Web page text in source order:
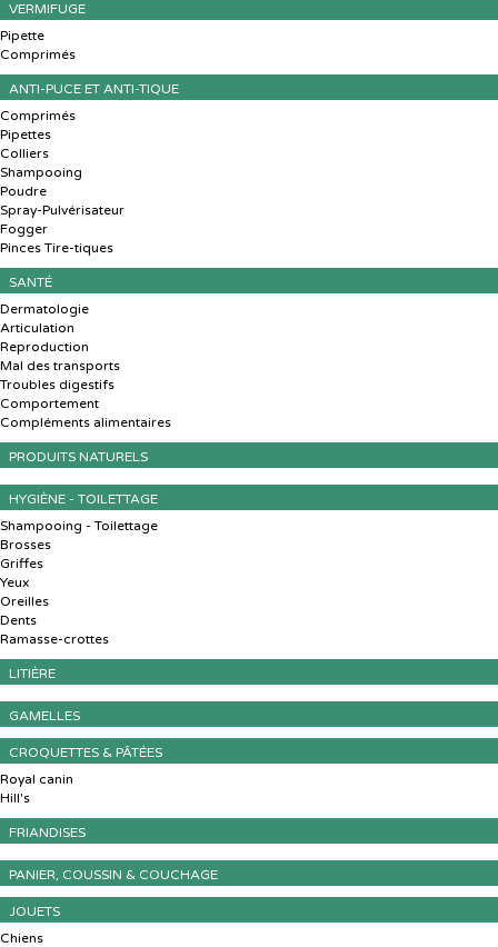
VERMIFUGE
Pipette
Comprimés
ANTI-PUCE ET ANTI-TIQUE
Comprimés
Pipettes
Colliers
Shampooing
Poudre
Spray-Pulvérisateur
Fogger
Pinces Tire-tiques
SANTÉ
Dermatologie
Articulation
Reproduction
Mal des transports
Troubles digestifs
Comportement
Compléments alimentaires
PRODUITS NATURELS
HYGIÈNE - TOILETTAGE
Shampooing - Toilettage
Brosses
Griffes
Yeux
Oreilles
Dents
Ramasse-crottes
LITIÈRE
GAMELLES
CROQUETTES & PÂTÉES
Royal canin
Hill's
FRIANDISES
PANIER, COUSSIN & COUCHAGE
JOUETS
Chiens